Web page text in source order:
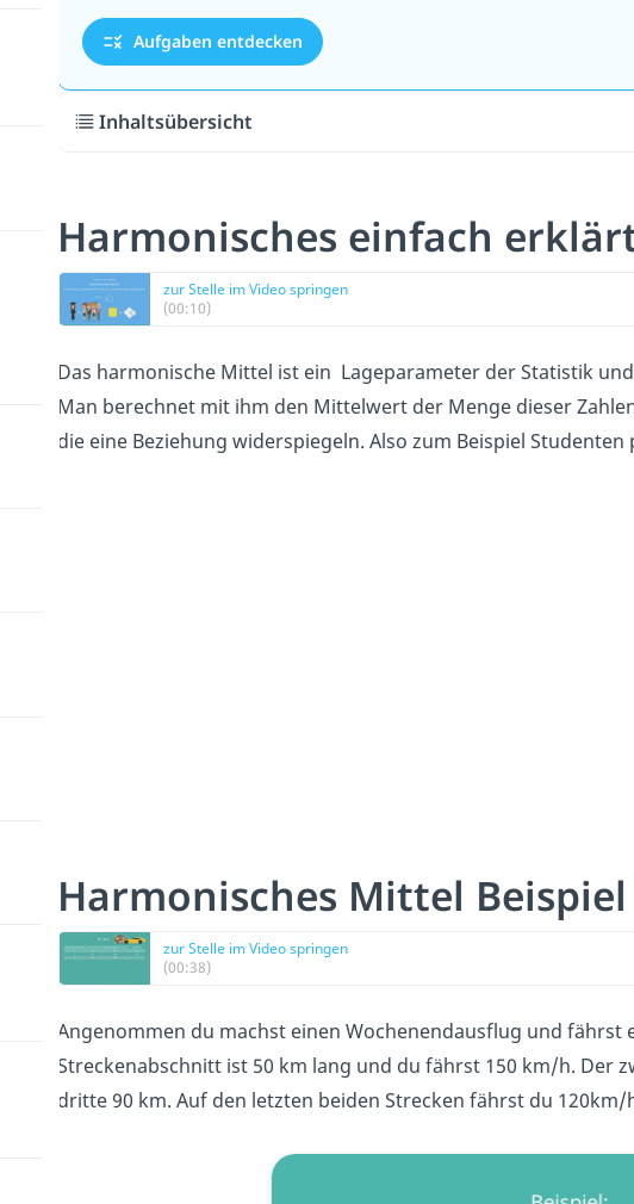
Aufgaben entdecken
Inhaltsübersicht
Harmonisches einfach
zur Stelle im Video springen
(00:10)
Das harmonische Mittel ist ein Lageparameter der Statistik
Man berechnet mit ihm den Mittelwert der Menge dieser
die eine Beziehung widerspiegeln. Also zum Beispiel
Harmonisches Mittel Beispiel
zur Stelle im Video springen
(00:38)
Angenommen du machst einen Wochenendausflug und fährst
Streckenabschnitt ist 50 km lang und du fährst 150 km/h. Der
dritte 90 km. Auf den letzten beiden Strecken fährst du 120km/